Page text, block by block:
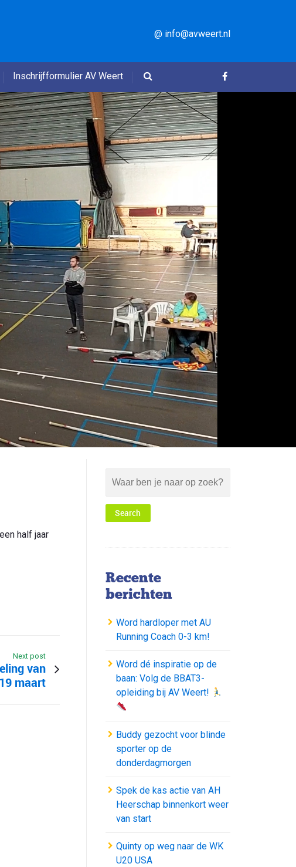
@ info@avweert.nl
Inschrijfformulier AV Weert
half jaar
Next post
van
maart
Recente
berichten
Word hardloper met AU
Running Coach 0-3 km!
Word dé inspiratie op de
baan: Volg de BBAT3-
opleiding bij AV Weert!
Buddy gezocht voor blinde
sporter op de
donderdagmorgen
Spek de kas actie van AH
Heerschap binnenkort weer
van start
Quinty op weg naar de WK
U20 USA